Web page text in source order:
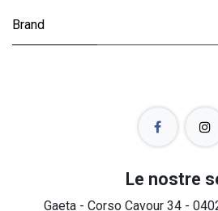
Brand
Le nostre
Gaeta - Corso Cavour 34 -